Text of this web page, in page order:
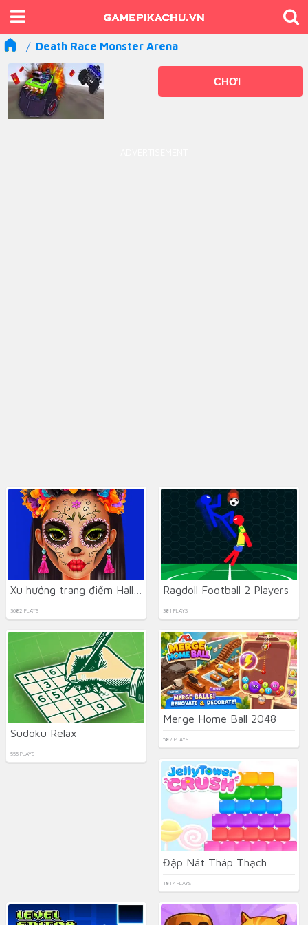
Death Race Monster Arena
CHƠI
3682 PLAYS
Ragdoll Football 2 Players
381 PLAYS
Sudoku Relax
555 PLAYS
Merge Home Ball 2048
582 PLAYS
Đập Nát Tháp Thạch
1817 PLAYS